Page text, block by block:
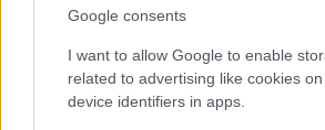
Google consents
I want to allow Google to enable
related to advertising like cookies
device identifiers in apps.
Grūtniecības laikā jutos ļoti labi,
gaidību beigās, bet tuberkuloze
pēc dzemdībām. Veselu mēnesi
kas man kaiš. Tolaik, 1992. gadā,
Atcelt